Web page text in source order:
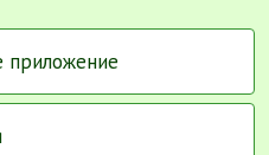
приложение